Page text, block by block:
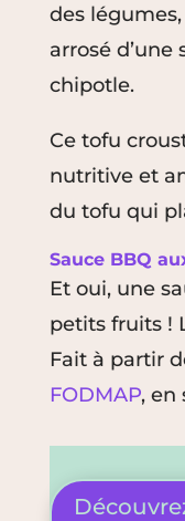
des
arrosé
chipotle.
Ce tofu
nutritive et
du tofu qui
Sauce BBQ
Et oui, une
petits fruits !
Fait à partir
FODMAP, en